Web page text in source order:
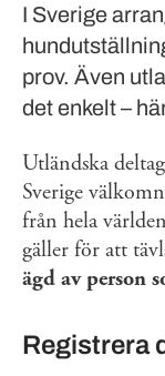
I Sverige
prov. Även
det enkelt –
Utländska
Sverige
från hela
gäller för att
ägd av person
Registrera